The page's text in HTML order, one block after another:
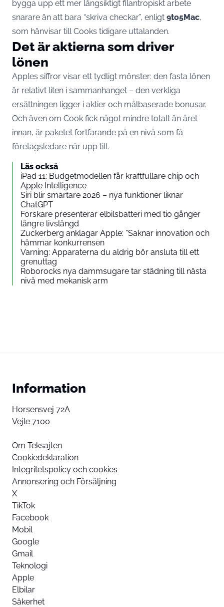
bygga upp ett mer långsiktigt filantropiskt arbete
snarare än att bara “skriva checkar”, enligt 9to5Mac,
som hänvisar till Cooks tidigare uttalanden.
Det är aktierna som driver
lönen
Apples siffror visar ett tydligt mönster: den fasta lönen
är relativt liten i sammanhanget – den verkliga
ersättningen ligger i aktier och målbaserade bonusar.
Och även om Cook fick något mindre totalt än året
innan, är paketet fortfarande på en nivå som få
företagsledare når upp till.
Läs också
iPad 11: Budgetmodellen får kraftfullare chip och
Apple Intelligence
Siri blir smartare 2026 – nya funktioner liknar
ChatGPT
Forskare presenterar elbilsbatteri med tio gånger
längre livslängd
Zuckerberg anklagar Apple: ”Saknar innovation och
hämmar konkurrensen
Varning: Apparaterna du aldrig bör ansluta till ett
grenuttag
Roborocks nya dammsugare tar städning till nästa
nivå med mekanisk arm
Information
Horsensvej 72A
Vejle 7100
Om Teksajten
Cookiedeklaration
Integritetspolicy och cookies
Annonsering och Försäljning
X
TikTok
Facebook
Mobil
Google
Gmail
Teknologi
Apple
Elbilar
Säkerhet